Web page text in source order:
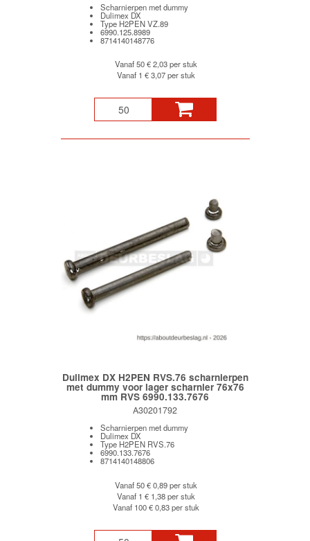
Scharnierpen met dummy
Dulimex DX
Type H2PEN VZ.89
6990.125.8989
8714140148776
Vanaf 50€ 2,03 per stuk
Vanaf 1 € 3,07 per stuk
Dulimex DX H2PEN RVS.76 scharnierpen
met dummy voor lager scharnier 76x76
mm RVS 6990.133.7676
A30201792
Scharnierpen met dummy
Dulimex DX
Type H2PEN RVS.76
6990.133.7676
8714140148806
Vanaf 50€ 0,89 per stuk
Vanaf 1 € 1,38 per stuk
Vanaf 100€ 0,83 per stuk